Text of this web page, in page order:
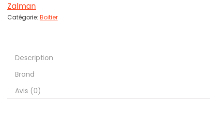
Zalman
Catégorie: Boitier
Description
Brand
Avis (0)